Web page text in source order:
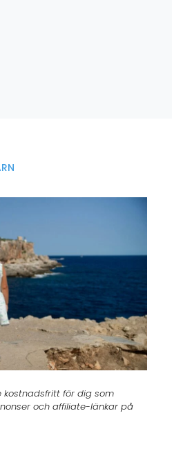
kostnadsfritt för dig som
och affiliate-länkar på